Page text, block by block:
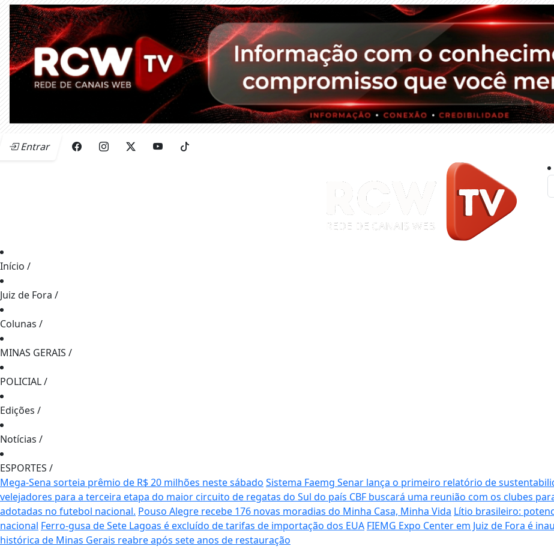
Entrar
Início /
Juiz de Fora /
Colunas /
MINAS GERAIS /
POLICIAL/
Edições /
Notícias /
ESPORTES /
Mega-Sena sorteia prêmio de R$ 20 milhões neste sábado Sistema Faemg Senar lança o primeiro relatório de
velejadores para a terceira etapa do maior circuito de regatas do Sul do país CBF buscará uma reunião com os clubes
adotadas no futebol nacional. Pouso Alegre recebe 176 novas moradias do Minha Casa, Minha Vida Lítio brasileiro:
nacional Ferro-gusa de Sete Lagoas é excluído de tarifas de importação dos EUA FIEMG Expo Center em Juiz de Fora é
histórica de Minas Gerais reabre após sete anos de restauração